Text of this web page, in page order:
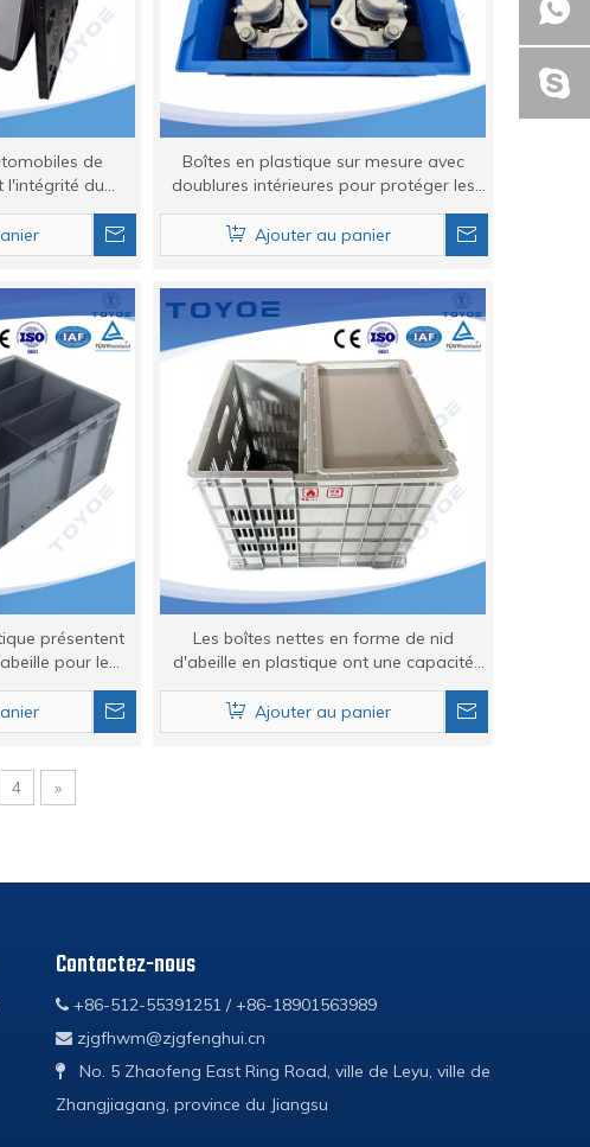
de
l'intégrité du
Boîtes en plastique sur mesure avec
doublures intérieures pour protéger les
produits
Ajouter au panier
présentent
pour le
organisés.
Les boîtes nettes en forme de nid
d'abeille en plastique ont une capacité
de charge élevée
Ajouter au panier
4 »
Contactez-nous
+86-512-55391251 / +86-18901563989
 zjgfhwm@zjgfenghui.cn

No. 5 Zhaofeng East Ring Road, ville de Leyu, ville de
Zhangjiagang, province du Jiangsu